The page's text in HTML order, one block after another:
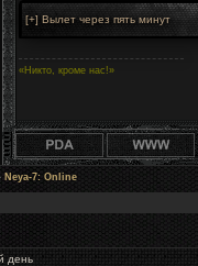
«Никто, кроме нас!»
Neya-7: Online
день